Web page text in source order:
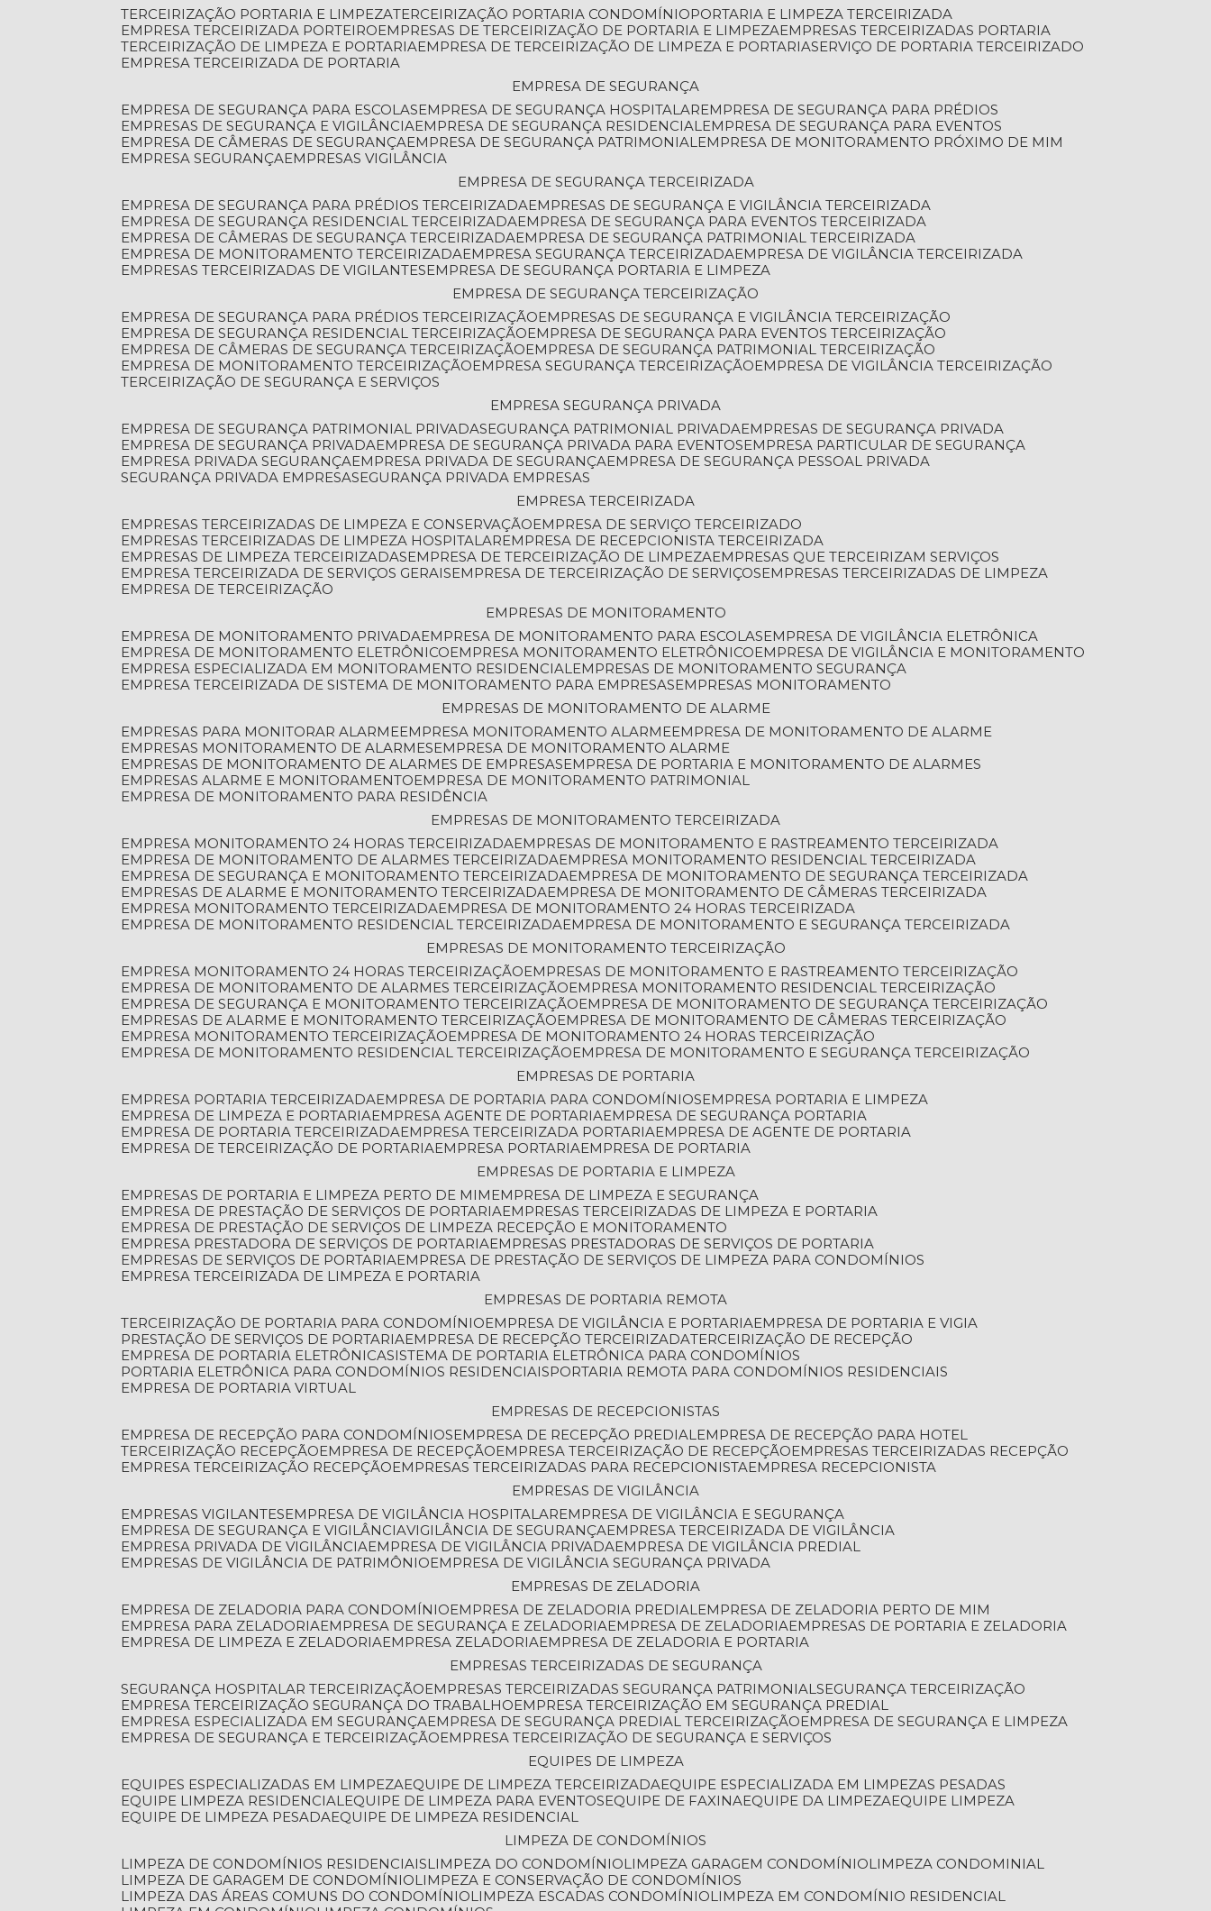
TERCEIRIZAÇÃO PORTARIA E LIMPEZA TERCEIRIZAÇÃO PORTARIA CONDOMÍNIO
PORTARIA E LIMPEZA TERCEIRIZADA
EMPRESA TERCEIRIZADA PORTEIRO
EMPRESAS DE TERCEIRIZAÇÃO DE PORTARIA E LIMPEZA EMPRESAS TERCEIRIZADAS PORTARIA
TERCEIRIZAÇÃO DE LIMPEZA E PORTARIA EMPRESA DE TERCEIRIZAÇÃO DE LIMPEZA E PORTARIA SERVIÇO DE PORTARIA TERCEIRIZADO
EMPRESA TERCEIRIZADA DE PORTARIA
EMPRESA DE SEGURANÇA
EMPRESA DE SEGURANÇA PARA ESCOLAS
EMPRESA DE SEGURANÇA HOSPITALAR
EMPRESA DE SEGURANÇA PARA PRÉDIOS
EMPRESAS DE SEGURANÇA E VIGILÂNCIA EMPRESA DE SEGURANÇA RESIDENCIAL EMPRESA DE SEGURANÇA PARA EVENTOS
EMPRESA DE CÂMERAS DE SEGURANÇA EMPRESA DE SEGURANÇA PATRIMONIAL EMPRESA DE MONITORAMENTO PRÓXIMO DE MIM
EMPRESA SEGURANÇA EMPRESAS VIGILÂNCIA
EMPRESA DE SEGURANÇA TERCEIRIZADA
EMPRESA DE SEGURANÇA PARA PRÉDIOS TERCEIRIZADA EMPRESAS DE SEGURANÇA E VIGILÂNCIA TERCEIRIZADA
EMPRESA DE SEGURANÇA RESIDENCIAL TERCEIRIZADA EMPRESA DE SEGURANÇA PARA EVENTOS TERCEIRIZADA
EMPRESA DE CÂMERAS DE SEGURANÇA TERCEIRIZADA EMPRESA DE SEGURANÇA PATRIMONIAL TERCEIRIZADA
EMPRESA DE MONITORAMENTO TERCEIRIZADA EMPRESA SEGURANÇA TERCEIRIZADA EMPRESA DE VIGILÂNCIA TERCEIRIZADA
EMPRESAS TERCEIRIZADAS DE VIGILANTES
EMPRESA DE SEGURANÇA PORTARIA E LIMPEZA
EMPRESA DE SEGURANÇA TERCEIRIZAÇÃO
EMPRESA DE SEGURANÇA PARA PRÉDIOS TERCEIRIZAÇÃO
EMPRESAS DE SEGURANÇA E VIGILÂNCIA TERCEIRIZAÇÃO
EMPRESA DE SEGURANÇA RESIDENCIAL TERCEIRIZAÇÃO
EMPRESA DE SEGURANÇA PARA EVENTOS TERCEIRIZAÇÃO
EMPRESA DE CÂMERAS DE SEGURANÇA TERCEIRIZAÇÃO
EMPRESA DE SEGURANÇA PATRIMONIAL TERCEIRIZAÇÃO
EMPRESA DE MONITORAMENTO TERCEIRIZAÇÃO
EMPRESA SEGURANÇA TERCEIRIZAÇÃO
EMPRESA DE VIGILÂNCIA TERCEIRIZAÇÃO
TERCEIRIZAÇÃO DE SEGURANÇA E SERVIÇOS
EMPRESA SEGURANÇA PRIVADA
EMPRESA DE SEGURANÇA PATRIMONIAL PRIVADA SEGURANÇA PATRIMONIAL PRIVADA EMPRESAS DE SEGURANÇA PRIVADA
EMPRESA DE SEGURANÇA PRIVADA EMPRESA DE SEGURANÇA PRIVADA PARA EVENTOS
EMPRESA PARTICULAR DE SEGURANÇA
EMPRESA PRIVADA SEGURANÇA EMPRESA PRIVADA DE SEGURANÇA EMPRESA DE SEGURANÇA PESSOAL PRIVADA
SEGURANÇA PRIVADA EMPRESA SEGURANÇA PRIVADA EMPRESAS
EMPRESA TERCEIRIZADA
EMPRESAS TERCEIRIZADAS DE LIMPEZA E CONSERVAÇÃO
EMPRESA DE SERVIÇO TERCEIRIZADO
EMPRESAS TERCEIRIZADAS DE LIMPEZA HOSPITALAR
EMPRESA DE RECEPCIONISTA TERCEIRIZADA
EMPRESAS DE LIMPEZA TERCEIRIZADAS
EMPRESA DE TERCEIRIZAÇÃO DE LIMPEZA EMPRESAS QUE TERCEIRIZAM SERVIÇOS
EMPRESA TERCEIRIZADA DE SERVIÇOS GERAIS
EMPRESA DE TERCEIRIZAÇÃO DE SERVIÇOS
EMPRESAS TERCEIRIZADAS DE LIMPEZA
EMPRESA DE TERCEIRIZAÇÃO
EMPRESAS DE MONITORAMENTO
EMPRESA DE MONITORAMENTO PRIVADA EMPRESA DE MONITORAMENTO PARA ESCOLAS
EMPRESA DE VIGILÂNCIA ELETRÔNICA
EMPRESA DE MONITORAMENTO ELETRÔNICO
EMPRESA MONITORAMENTO ELETRÔNICO
EMPRESA DE VIGILÂNCIA E MONITORAMENTO
EMPRESA ESPECIALIZADA EM MONITORAMENTO RESIDENCIAL EMPRESAS DE MONITORAMENTO SEGURANÇA
EMPRESA TERCEIRIZADA DE SISTEMA DE MONITORAMENTO PARA EMPRESAS
EMPRESAS MONITORAMENTO
EMPRESAS DE MONITORAMENTO DE ALARME
EMPRESAS PARA MONITORAR ALARME EMPRESA MONITORAMENTO ALARME EMPRESA DE MONITORAMENTO DE ALARME
EMPRESAS MONITORAMENTO DE ALARMES
EMPRESA DE MONITORAMENTO ALARME
EMPRESAS DE MONITORAMENTO DE ALARMES DE EMPRESAS
EMPRESA DE PORTARIA E MONITORAMENTO DE ALARMES
EMPRESAS ALARME E MONITORAMENTO
EMPRESA DE MONITORAMENTO PATRIMONIAL
EMPRESA DE MONITORAMENTO PARA RESIDÊNCIA
EMPRESAS DE MONITORAMENTO TERCEIRIZADA
EMPRESA MONITORAMENTO 24 HORAS TERCEIRIZADA EMPRESAS DE MONITORAMENTO E RASTREAMENTO TERCEIRIZADA
EMPRESA DE MONITORAMENTO DE ALARMES TERCEIRIZADA EMPRESA MONITORAMENTO RESIDENCIAL TERCEIRIZADA
EMPRESA DE SEGURANÇA E MONITORAMENTO TERCEIRIZADA EMPRESA DE MONITORAMENTO DE SEGURANÇA TERCEIRIZADA
EMPRESAS DE ALARME E MONITORAMENTO TERCEIRIZADA EMPRESA DE MONITORAMENTO DE CÂMERAS TERCEIRIZADA
EMPRESA MONITORAMENTO TERCEIRIZADA EMPRESA DE MONITORAMENTO 24 HORAS TERCEIRIZADA
EMPRESA DE MONITORAMENTO RESIDENCIAL TERCEIRIZADA EMPRESA DE MONITORAMENTO E SEGURANÇA TERCEIRIZADA
EMPRESAS DE MONITORAMENTO TERCEIRIZAÇÃO
EMPRESA MONITORAMENTO 24 HORAS TERCEIRIZAÇÃO
EMPRESAS DE MONITORAMENTO E RASTREAMENTO TERCEIRIZAÇÃO
EMPRESA DE MONITORAMENTO DE ALARMES TERCEIRIZAÇÃO
EMPRESA MONITORAMENTO RESIDENCIAL TERCEIRIZAÇÃO
EMPRESA DE SEGURANÇA E MONITORAMENTO TERCEIRIZAÇÃO
EMPRESA DE MONITORAMENTO DE SEGURANÇA TERCEIRIZAÇÃO
EMPRESAS DE ALARME E MONITORAMENTO TERCEIRIZAÇÃO
EMPRESA DE MONITORAMENTO DE CÂMERAS TERCEIRIZAÇÃO
EMPRESA MONITORAMENTO TERCEIRIZAÇÃO
EMPRESA DE MONITORAMENTO 24 HORAS TERCEIRIZAÇÃO
EMPRESA DE MONITORAMENTO RESIDENCIAL TERCEIRIZAÇÃO
EMPRESA DE MONITORAMENTO E SEGURANÇA TERCEIRIZAÇÃO
EMPRESAS DE PORTARIA
EMPRESA PORTARIA TERCEIRIZADA EMPRESA DE PORTARIA PARA CONDOMÍNIOS
EMPRESA PORTARIA E LIMPEZA
EMPRESA DE LIMPEZA E PORTARIA EMPRESA AGENTE DE PORTARIA EMPRESA DE SEGURANÇA PORTARIA
EMPRESA DE PORTARIA TERCEIRIZADA EMPRESA TERCEIRIZADA PORTARIA EMPRESA DE AGENTE DE PORTARIA
EMPRESA DE TERCEIRIZAÇÃO DE PORTARIA EMPRESA PORTARIA EMPRESA DE PORTARIA
EMPRESAS DE PORTARIA E LIMPEZA
EMPRESAS DE PORTARIA E LIMPEZA PERTO DE MIM
EMPRESA DE LIMPEZA E SEGURANÇA
EMPRESA DE PRESTAÇÃO DE SERVIÇOS DE PORTARIA EMPRESAS TERCEIRIZADAS DE LIMPEZA E PORTARIA
EMPRESA DE PRESTAÇÃO DE SERVIÇOS DE LIMPEZA RECEPÇÃO E MONITORAMENTO
EMPRESA PRESTADORA DE SERVIÇOS DE PORTARIA EMPRESAS PRESTADORAS DE SERVIÇOS DE PORTARIA
EMPRESAS DE SERVIÇOS DE PORTARIA EMPRESA DE PRESTAÇÃO DE SERVIÇOS DE LIMPEZA PARA CONDOMÍNIOS
EMPRESA TERCEIRIZADA DE LIMPEZA E PORTARIA
EMPRESAS DE PORTARIA REMOTA
TERCEIRIZAÇÃO DE PORTARIA PARA CONDOMÍNIO
EMPRESA DE VIGILÂNCIA E PORTARIA EMPRESA DE PORTARIA E VIGIA
PRESTAÇÃO DE SERVIÇOS DE PORTARIA EMPRESA DE RECEPÇÃO TERCEIRIZADA TERCEIRIZAÇÃO DE RECEPÇÃO
EMPRESA DE PORTARIA ELETRÔNICA SISTEMA DE PORTARIA ELETRÔNICA PARA CONDOMÍNIOS
PORTARIA ELETRÔNICA PARA CONDOMÍNIOS RESIDENCIAIS
PORTARIA REMOTA PARA CONDOMÍNIOS RESIDENCIAIS
EMPRESA DE PORTARIA VIRTUAL
EMPRESAS DE RECEPCIONISTAS
EMPRESA DE RECEPÇÃO PARA CONDOMÍNIOS
EMPRESA DE RECEPÇÃO PREDIAL EMPRESA DE RECEPÇÃO PARA HOTEL
TERCEIRIZAÇÃO RECEPÇÃO
EMPRESA DE RECEPÇÃO EMPRESA TERCEIRIZAÇÃO DE RECEPÇÃO
EMPRESAS TERCEIRIZADAS RECEPÇÃO
EMPRESA TERCEIRIZAÇÃO RECEPÇÃO
EMPRESAS TERCEIRIZADAS PARA RECEPCIONISTA EMPRESA RECEPCIONISTA
EMPRESAS DE VIGILÂNCIA
EMPRESAS VIGILANTES
EMPRESA DE VIGILÂNCIA HOSPITALAR
EMPRESA DE VIGILÂNCIA E SEGURANÇA
EMPRESA DE SEGURANÇA E VIGILÂNCIA VIGILÂNCIA DE SEGURANÇA EMPRESA TERCEIRIZADA DE VIGILÂNCIA
EMPRESA PRIVADA DE VIGILÂNCIA EMPRESA DE VIGILÂNCIA PRIVADA EMPRESA DE VIGILÂNCIA PREDIAL
EMPRESAS DE VIGILÂNCIA DE PATRIMÔNIO
EMPRESA DE VIGILÂNCIA SEGURANÇA PRIVADA
EMPRESAS DE ZELADORIA
EMPRESA DE ZELADORIA PARA CONDOMÍNIO
EMPRESA DE ZELADORIA PREDIAL EMPRESA DE ZELADORIA PERTO DE MIM
EMPRESA PARA ZELADORIA EMPRESA DE SEGURANÇA E ZELADORIA EMPRESA DE ZELADORIA EMPRESAS DE PORTARIA E ZELADORIA
EMPRESA DE LIMPEZA E ZELADORIA EMPRESA ZELADORIA EMPRESA DE ZELADORIA E PORTARIA
EMPRESAS TERCEIRIZADAS DE SEGURANÇA
SEGURANÇA HOSPITALAR TERCEIRIZAÇÃO
EMPRESAS TERCEIRIZADAS SEGURANÇA PATRIMONIAL SEGURANÇA TERCEIRIZAÇÃO
EMPRESA TERCEIRIZAÇÃO SEGURANÇA DO TRABALHO
EMPRESA TERCEIRIZAÇÃO EM SEGURANÇA PREDIAL
EMPRESA ESPECIALIZADA EM SEGURANÇA EMPRESA DE SEGURANÇA PREDIAL TERCEIRIZAÇÃO
EMPRESA DE SEGURANÇA E LIMPEZA
EMPRESA DE SEGURANÇA E TERCEIRIZAÇÃO
EMPRESA TERCEIRIZAÇÃO DE SEGURANÇA E SERVIÇOS
EQUIPES DE LIMPEZA
EQUIPES ESPECIALIZADAS EM LIMPEZA EQUIPE DE LIMPEZA TERCEIRIZADA EQUIPE ESPECIALIZADA EM LIMPEZAS PESADAS
EQUIPE LIMPEZA RESIDENCIAL EQUIPE DE LIMPEZA PARA EVENTOS EQUIPE DE FAXINA EQUIPE DA LIMPEZA EQUIPE LIMPEZA
EQUIPE DE LIMPEZA PESADA EQUIPE DE LIMPEZA RESIDENCIAL
LIMPEZA DE CONDOMÍNIOS
LIMPEZA DE CONDOMÍNIOS RESIDENCIAIS LIMPEZA DO CONDOMÍNIO LIMPEZA GARAGEM CONDOMÍNIO LIMPEZA CONDOMINIAL
LIMPEZA DE GARAGEM DE CONDOMÍNIO LIMPEZA E CONSERVAÇÃO DE CONDOMÍNIOS
LIMPEZA DAS ÁREAS COMUNS DO CONDOMÍNIO LIMPEZA ESCADAS CONDOMÍNIO LIMPEZA EM CONDOMÍNIO RESIDENCIAL